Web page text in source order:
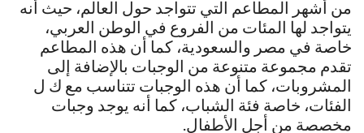
من أشهر المطاعم التي تتواجد حول العالم، حيث أنه
يتواجد لها المئات من الفروع في الوطن العربي،
خاصة في مصر والسعودية، كما أن هذه المطاعم
تقدم مجموعة متنوعة من الوجبات بالإضافة إلى
المشروبات، كما أن هذه الوجبات تتناسب مع ك ل
الفئات، خاصة فئة الشباب، كما أنه يوجد وجبات
مخصصة من أجل الأطفال.